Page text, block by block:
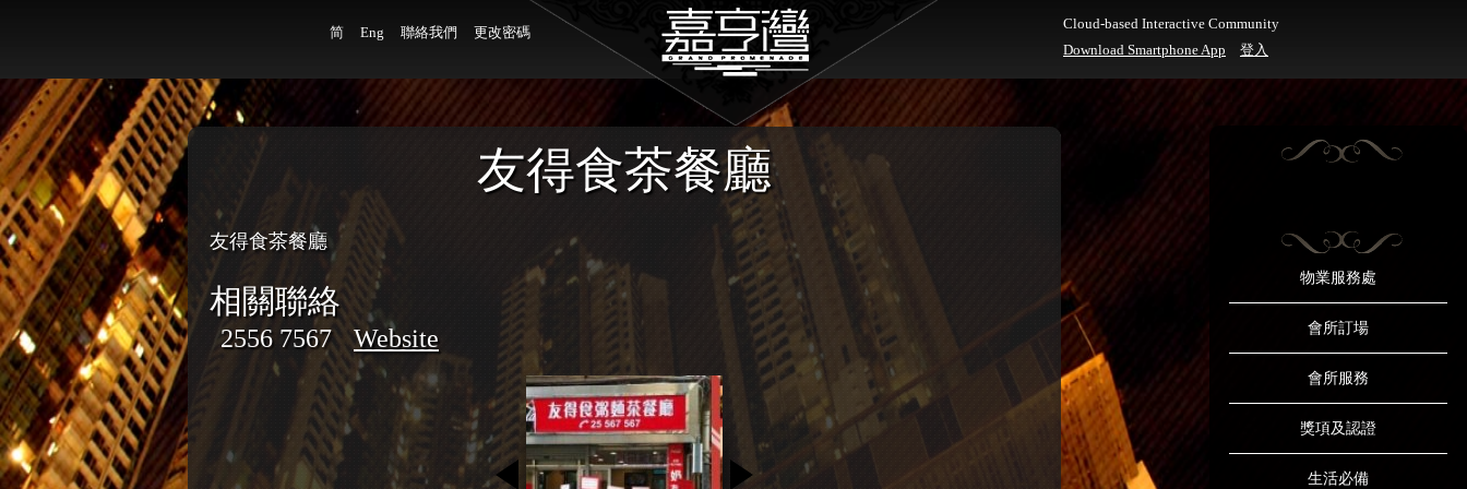
简 Eng 聯絡我們 更改密碼
Cloud-based Interactive Community
Download Smartphone App
登入
物業服務處
會所訂場
會所服務
獎項及認證
生活必備
友得食茶餐廳
友得食茶餐廳
相關聯絡
2556 7567 Website